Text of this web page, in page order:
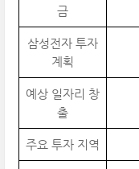
금
삼성전자 투자
계획
예상 일자리 창
출
주요 투자 지역